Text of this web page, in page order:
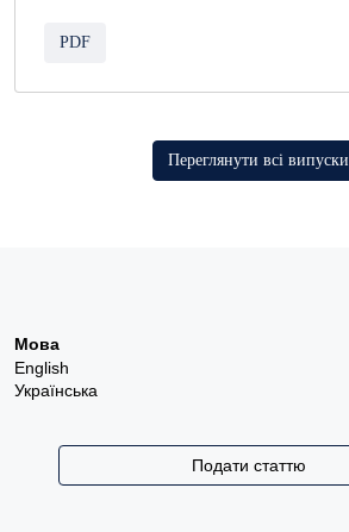
PDF
Переглянути всі випуски
Мова
English
Українська
Подати статтю